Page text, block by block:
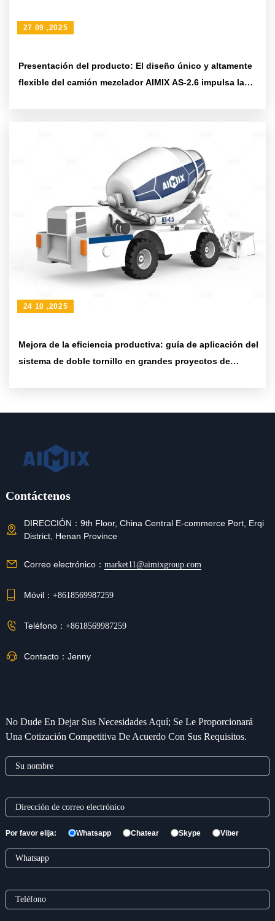
Presentación del producto: El diseño único y altamente
flexible del camión mezclador AIMIX AS-2.6 impulsa la
27 09 ,2025
Mejora de la eficiencia productiva: guía de aplicación del
sistema de doble tornillo en grandes proyectos de
24 10 ,2025
Contáctenos
DIRECCIÓN： 9th Floor, China Central E-commerce Port, Erqi
District, Henan Province
Correo electrónico： market11@aimixgroup.com
Móvil： +8618569987259
Teléfono： +8618569987259
Contacto： Jenny
No Dude En Dejar Sus Necesidades Aquí; Se Le Proporcionará
Una Cotización Competitiva De Acuerdo Con Sus Requisitos.
Por favor elija: Whatsapp Chatear Skype Viber